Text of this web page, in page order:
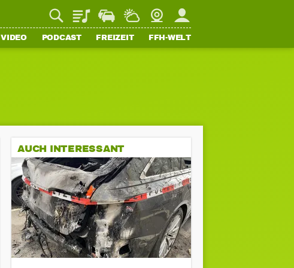
PlaylistStaupilotWetterWebcamMein FFH
VIDEO PODCAST FREIZEIT FFH-WELT
AUCH INTERESSANT